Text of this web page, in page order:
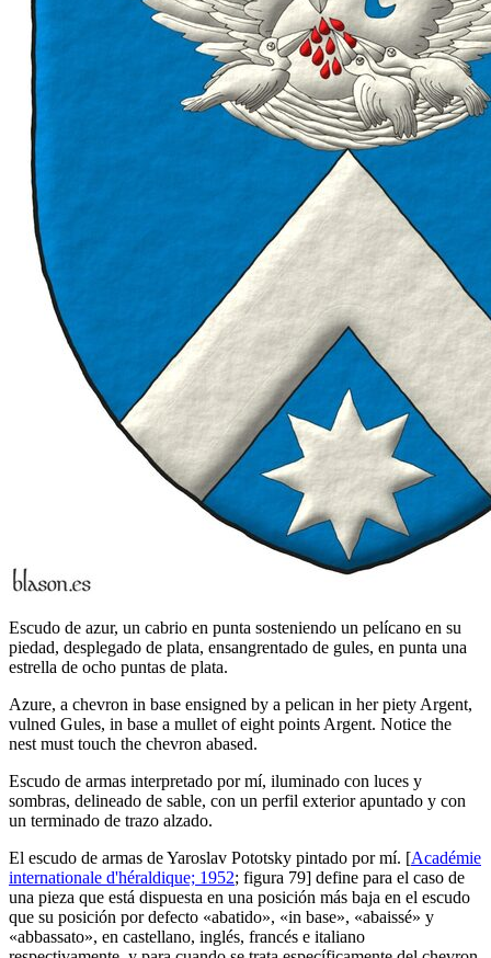
Escudo de azur, un cabrio en punta sosteniendo un pelícano en su
piedad, desplegado de plata, ensangrentado de gules, en punta una
estrella de ocho puntas de plata.
Azure, a chevron in base ensigned by a pelican in her piety Argent,
vulned Gules, in base a mullet of eight points Argent. Notice the
nest must touch the chevron abased.
Escudo de armas interpretado por mí, iluminado con luces y
sombras, delineado de sable, con un perfil exterior apuntado y con
un terminado de trazo alzado.
El escudo de armas de Yaroslav Pototsky pintado por mí. [Académie
internationale d'héraldique; 1952; figura 79] define para el caso de
una pieza que está dispuesta en una posición más baja en el escudo
que su posición por defecto «abatido», «in base», «abaissé» y
«abbassato», en castellano, inglés, francés e italiano